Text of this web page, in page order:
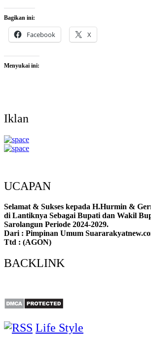
Bagikan ini:
Facebook X
Menyukai ini:
Iklan
UCAPAN
Selamat & Sukses kepada H.Hurmin &
di Lantiknya Sebagai Bupati dan Wakil
Sarolangun Periode 2024-2029.
Dari : Pimpinan Umum
Ttd : (AGON)
BACKLINK
Life Style